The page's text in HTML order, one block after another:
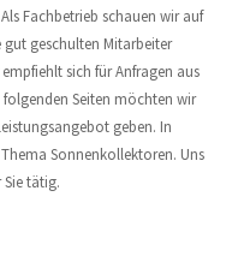
Fachbetrieb schauen wir auf
gut geschulten Mitarbeiter
sich für Anfragen aus
Seiten möchten wir
geben. In
Sonnenkollektoren. Uns
Sie tätig.